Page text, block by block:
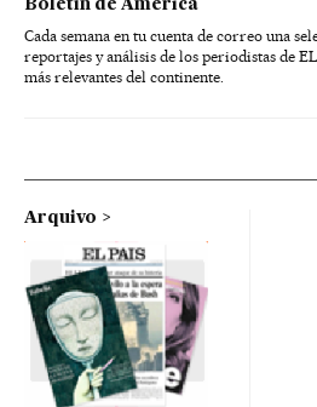
Boletín de América
Cada semana en tu cuenta de correo una
reportajes y análisis de los periodistas de
más relevantes del continente.
Arquivo